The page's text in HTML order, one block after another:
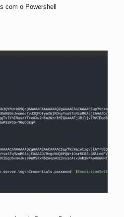
com o Powershell